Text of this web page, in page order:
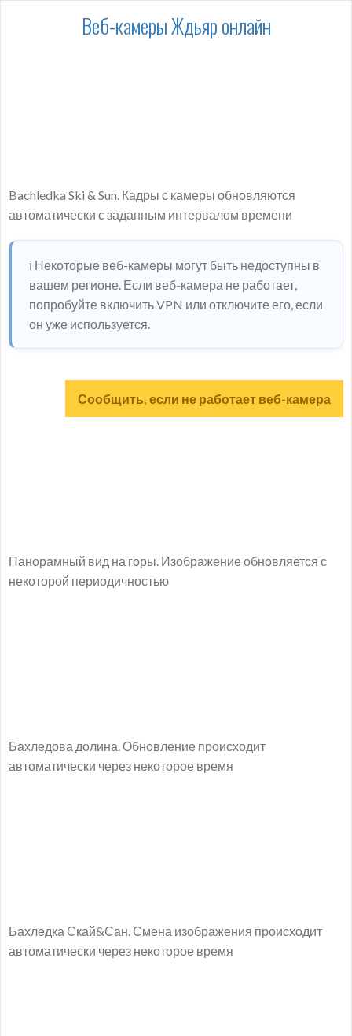
Веб-камеры Ждьяр онлайн
Bachledka Ski & Sun. Кадры с камеры обновляются
автоматически с заданным интервалом времени
ℹ️ Некоторые веб-камеры могут быть недоступны в
вашем регионе. Если веб-камера не работает,
попробуйте включить VPN или отключите его, если
он уже используется.
Сообщить, если не работает веб-камера
Панорамный вид на горы. Изображение обновляется с
некоторой периодичностью
Бахледова долина. Обновление происходит
автоматически через некоторое время
Бахледка Скай&Сан. Смена изображения происходит
автоматически через некоторое время